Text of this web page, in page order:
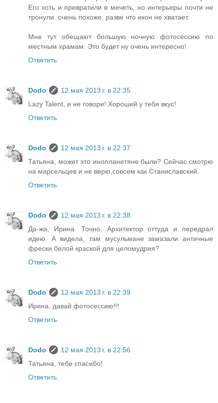
Его хоть и превратили в мечеть, но интерьеры почти не
тронули. очень похоже, разве что икон не хватает.
Мне тут обещают большую ночную фотосессию по
местным храмам. Это будет ну очень интересно!
Ответить
Dodo
12 мая 2013 г. в 22:35
Lazy Talent, и не говори! Хороший у тебя вкус!
Ответить
Dodo
12 мая 2013 г. в 22:37
Татьяна, может это инопланетяне были? Сейчас смотрю
на марсельцев и не верю,совсем как Станиславский.
Ответить
Dodo
12 мая 2013 г. в 22:38
Да-жа, Ирина. Точно. Архитектор оттуда и передрал
идею. А видела, там мусульмане замазали античные
фрески белой краской для целомудрия?
Ответить
Dodo
12 мая 2013 г. в 22:39
Ирина, давай фотосессию!!!
Ответить
Dodo
12 мая 2013 г. в 22:56
Татьяна, тебе спасибо!
Ответить